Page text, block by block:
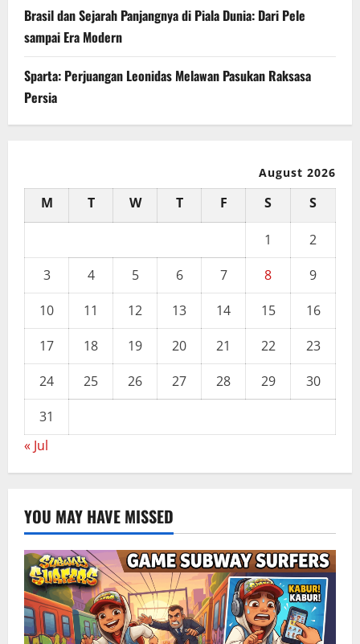
Brasil dan Sejarah Panjangnya di Piala Dunia: Dari Pele
sampai Era Modern
Sparta: Perjuangan Leonidas Melawan Pasukan Raksasa
Persia
August 2026
M T W T F S S
1
2
3
4 5 6 7 8
9
10
11 12 13 14 15
16
17
18 19 20 21 22
23
24
25 26 27 28 29
30
31
« Jul
YOU MAY HAVE MISSED